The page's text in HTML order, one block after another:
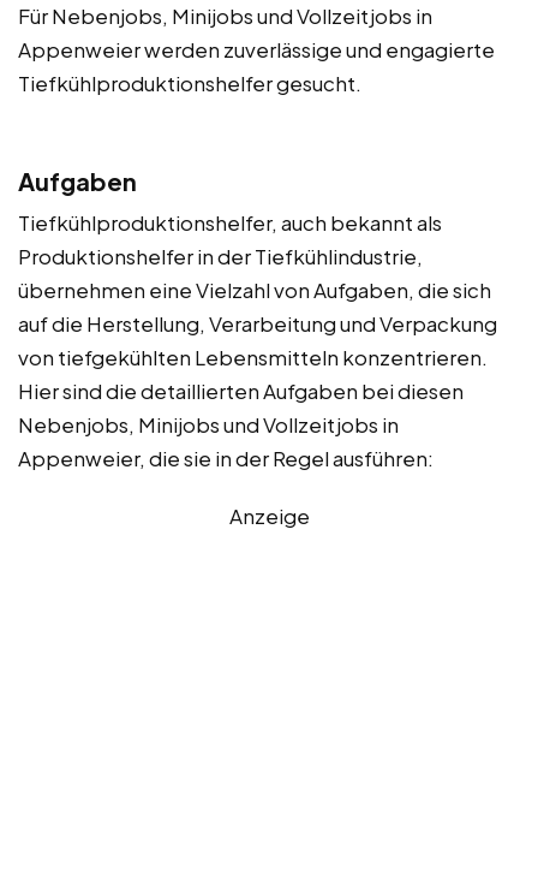
Für Nebenjobs, Minijobs und Vollzeitjobs in
Appenweier werden zuverlässige und engagierte
Tiefkühlproduktionshelfer gesucht.
Aufgaben
Tiefkühlproduktionshelfer, auch bekannt als
Produktionshelfer in der Tiefkühlindustrie,
übernehmen eine Vielzahl von Aufgaben, die sich
auf die Herstellung, Verarbeitung und Verpackung
von tiefgekühlten Lebensmitteln konzentrieren.
Hier sind die detaillierten Aufgaben bei diesen
Nebenjobs, Minijobs und Vollzeitjobs in
Appenweier, die sie in der Regel ausführen:
Anzeige